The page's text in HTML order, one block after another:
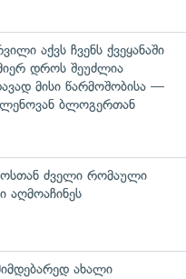
აქვს ჩვენს ქვეყანაში
დროს შეუძლია
მისი წარმოშობისა —
ბლოგერთან
ძველი რომაული
აღმოაჩინეს
ახალი